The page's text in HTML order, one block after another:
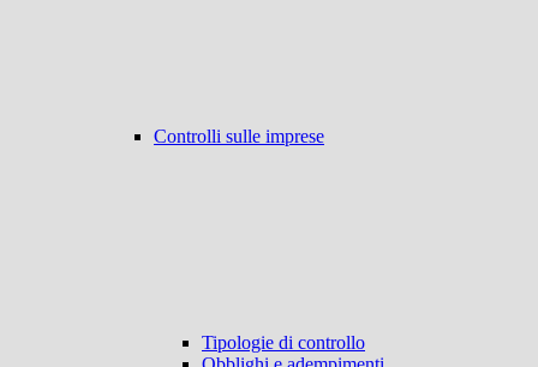
Controlli sulle imprese
Tipologie di controllo